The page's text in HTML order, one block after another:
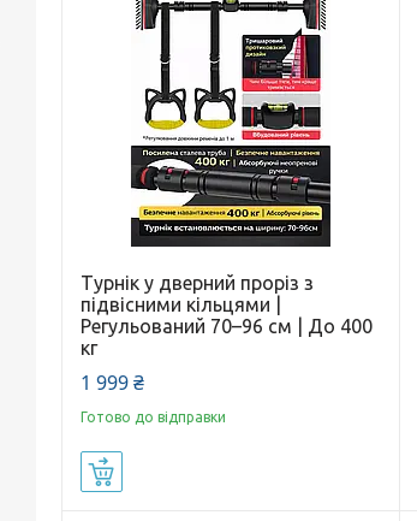
Турнік у дверний проріз з
підвісними кільцями |
Регульований 70–96 см | До 400
кг
1 999 ₴
Готово до відправки